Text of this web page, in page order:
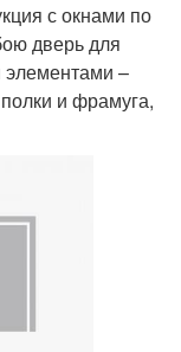
с окнами по
дверь для
–
и фрамуга,